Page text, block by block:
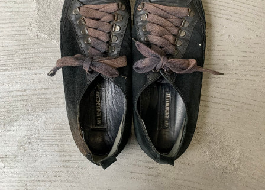
Helmut Lang
Yohji Yamamoto
Other brands
TOPS
OUTER WEAR
BOTTOMS